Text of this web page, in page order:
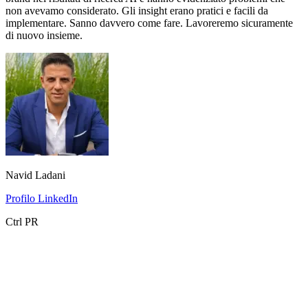
non avevamo considerato. Gli insight erano pratici e facili da
implementare. Sanno davvero come fare. Lavoreremo sicuramente
di nuovo insieme.
Navid Ladani
Profilo LinkedIn
Ctrl PR